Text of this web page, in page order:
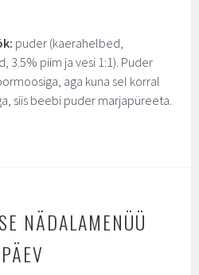
puder (kaerahelbed,
piim ja vesi 1:1). Puder
aga kuna sel korral
siis beebi puder marjapüreeta.
NÄDALAMENÜÜ